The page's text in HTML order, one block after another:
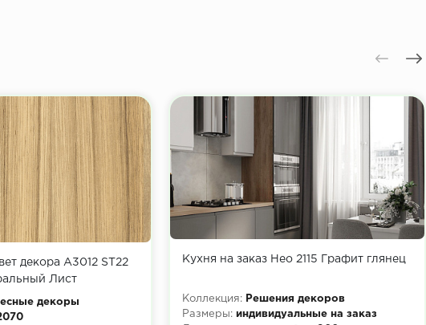
декора A3012 ST22
Лист
декоры
Кухня на заказ Нео 2115 Графит глянец
Коллекция:
Решения декоров
Размеры: индивидуальные на заказ